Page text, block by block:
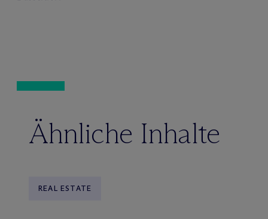
Ähnliche Inhalte
REAL ESTATE